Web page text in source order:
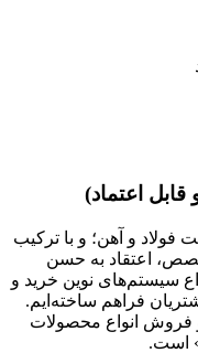
اعتماد)
در صنعت فولاد و آهن؛ و با ترکیب
اعتقاد به حسن
سیستم‌های نوین خرید و
فراهم ساخته‌ایم.
فروش انواع محصولات
است.